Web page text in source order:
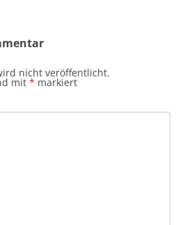
nicht veröffentlicht.
mit * markiert